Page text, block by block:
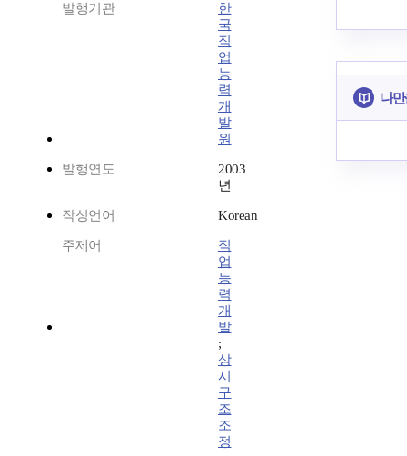
발행기관
한
국
직
업
능
력
개
발
원
발행연도
2003
년
작성언어 Korean
주제어
직
업
능
력
개
발
;
상
시
구
조
조
정
나